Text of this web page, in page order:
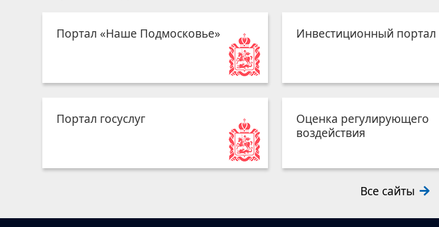
Портал «Наше Подмосковье» Инвестиционный портал
Портал госуслуг
Оценка регулирующего
воздействия
Все сайты